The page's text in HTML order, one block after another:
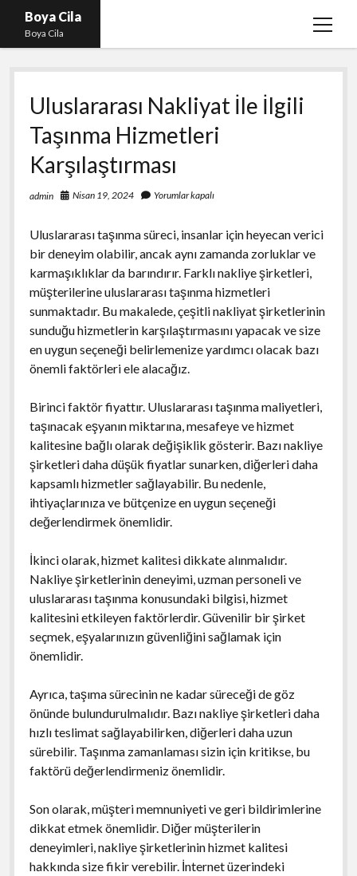
Boya Cila
Boya Cila
menüyü
En İyi Tiktok Takipçi Hilesi
Liste
Parasız Instagram Türk Takipçi Hilesi
Sayfa Listesi
Shorts Abone Arttırma Hilesi Parasız
Uluslararası Nakliyat İle İlgili
Taşınma Hizmetleri
Karşılaştırması
admin Nisan 19, 2024 Yorumlar kapalı
Uluslararası taşınma süreci, insanlar için heyecan verici
bir deneyim olabilir, ancak aynı zamanda zorluklar ve
karmaşıklıklar da barındırır. Farklı nakliye şirketleri,
müşterilerine uluslararası taşınma hizmetleri
sunmaktadır. Bu makalede, çeşitli nakliyat şirketlerinin
sunduğu hizmetlerin karşılaştırmasını yapacak ve size
en uygun seçeneği belirlemenize yardımcı olacak bazı
önemli faktörleri ele alacağız.
Birinci faktör fiyattır. Uluslararası taşınma maliyetleri,
taşınacak eşyanın miktarına, mesafeye ve hizmet
kalitesine bağlı olarak değişiklik gösterir. Bazı nakliye
şirketleri daha düşük fiyatlar sunarken, diğerleri daha
kapsamlı hizmetler sağlayabilir. Bu nedenle,
ihtiyaçlarınıza ve bütçenize en uygun seçeneği
değerlendirmek önemlidir.
İkinci olarak, hizmet kalitesi dikkate alınmalıdır.
Nakliye şirketlerinin deneyimi, uzman personeli ve
uluslararası taşınma konusundaki bilgisi, hizmet
kalitesini etkileyen faktörlerdir. Güvenilir bir şirket
seçmek, eşyalarınızın güvenliğini sağlamak için
önemlidir.
Ayrıca, taşıma sürecinin ne kadar süreceği de göz
önünde bulundurulmalıdır. Bazı nakliye şirketleri daha
hızlı teslimat sağlayabilirken, diğerleri daha uzun
sürebilir. Taşınma zamanlaması sizin için kritikse, bu
faktörü değerlendirmeniz önemlidir.
Son olarak, müşteri memnuniyeti ve geri bildirimlerine
dikkat etmek önemlidir. Diğer müşterilerin
deneyimleri, nakliye şirketlerinin hizmet kalitesi
hakkında size fikir verebilir. İnternet üzerindeki